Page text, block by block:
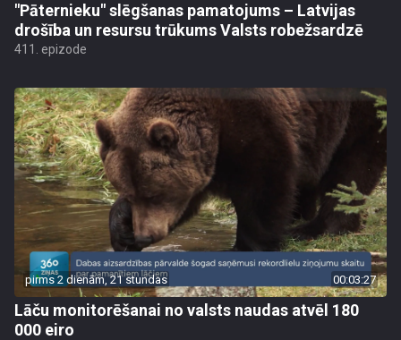
"Pāternieku" slēgšanas pamatojums – Latvijas
drošība un resursu trūkums Valsts robežsardzē
411. epizode
pirms 2 dienām, 21 stundas 00:03:27
Lāču monitorēšanai no valsts naudas atvēl 180
000 eiro